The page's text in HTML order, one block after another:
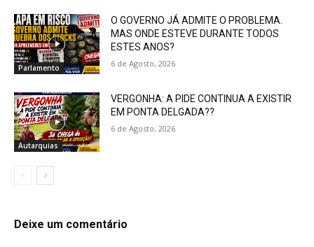
Parlamento
O GOVERNO JÁ ADMITE O PROBLEMA.
MAS ONDE ESTEVE DURANTE TODOS
ESTES ANOS?
6 de Agosto, 2026
Autarquias
VERGONHA: A PIDE CONTINUA A EXISTIR
EM PONTA DELGADA??
6 de Agosto, 2026
Deixe um comentário